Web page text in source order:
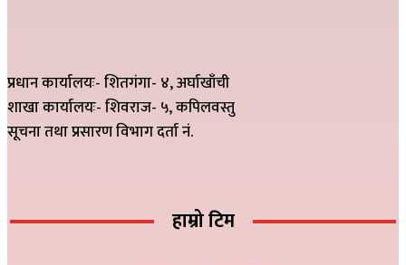
प्रधान कार्यालयः- शितगंगा- ४, अर्घाखाँची
शाखा कार्यालयः- शिवराज- ५, कपिलवस्तु
सूचना तथा प्रसारण विभाग दर्ता नं.
हाम्रो टिम